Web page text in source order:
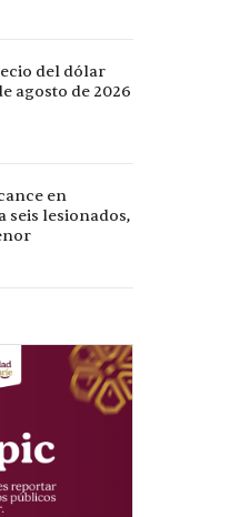
del dólar
agosto de 2026
en
seis lesionados,